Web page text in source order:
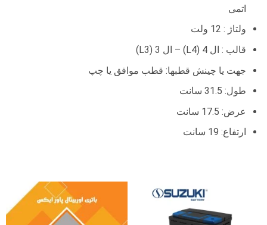
اتمی
ولتاژ : 12 ولت
قالب : ال 4 (L4) – ال 3 (L3)
جهت یا چینش قطبها: قطب موافق یا چپ
طول: 31.5 سانت
عرض: 17.5 سانت
ارتفاع: 19 سانت